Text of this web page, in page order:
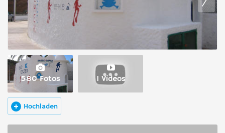
580 Fotos 1 Videos
Hochladen